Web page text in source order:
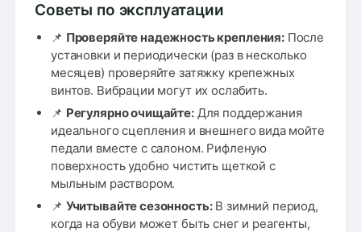
Советы по эксплуатации
📌 Проверяйте надежность крепления:После
установки и периодически (раз в несколько
месяцев) проверяйте затяжку крепежных
винтов. Вибрации могут их ослабить.
📌 Регулярно очищайте:Для поддержания
идеального сцепления и внешнего вида мойте
педали вместе с салоном. Рифленую
поверхность удобно чистить щеткой с
мыльным раствором.
📌 Учитывайте сезонность:В зимний период,
когда на обуви может быть снег и реагенты,